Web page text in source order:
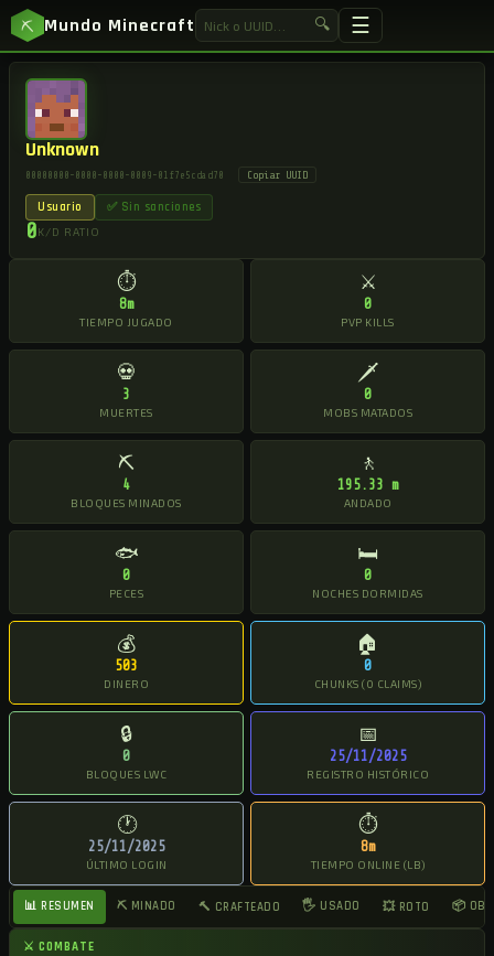
⛏ Mundo Minecraft 🔍 ☰
Unknown
00000000-0000-0000-0009-01f7e5cdad70 Copiar UUID
Usuario ✅ Sin sanciones
0K/D RATIO
⏱
8m
TIEMPO JUGADO
⚔
0
PVP KILLS
💀
3
MUERTES
🗡
0
MOBS MATADOS
⛏
4
BLOQUES MINADOS
🚶
195.33 m
ANDADO
🐟
0
PECES
🛏
0
NOCHES DORMIDAS
💰
503
DINERO
🏠
0
CHUNKS (0 CLAIMS)
🔒
0
BLOQUES LWC
📅
25/11/2025
REGISTRO HISTÓRICO
🕐
25/11/2025
ÚLTIMO LOGIN
⏱
8m
TIEMPO ONLINE (LB)
📊 RESUMEN ⛏ MINADO 🔨 CRAFTEADO 🖐 USADO 💥 ROTO 📦
⚔ COMBATE